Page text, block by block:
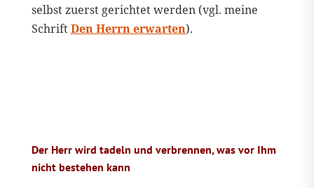
selbst zuerst gerichtet werden (vgl. meine
SchriftDen Herrn erwarten).
Der Herr wird tadeln und verbrennen, was vor Ihm
nicht bestehen kann